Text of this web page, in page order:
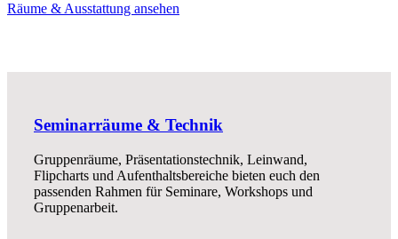
Räume & Ausstattung ansehen
Seminarräume & Technik
Gruppenräume, Präsentationstechnik, Leinwand,
Flipcharts und Aufenthaltsbereiche bieten euch den
passenden Rahmen für Seminare, Workshops und
Gruppenarbeit.